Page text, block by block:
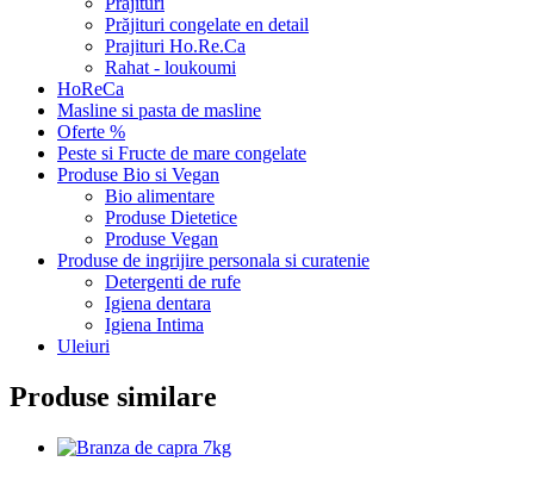
Prăjituri congelate en detail
Prajituri Ho.Re.Ca
Rahat - loukoumi
HoReCa
Masline si pasta de masline
Oferte %
Peste si Fructe de mare congelate
Produse Bio si Vegan
Bio alimentare
Produse Dietetice
Produse Vegan
Produse de ingrijire personala si curatenie
Detergenti de rufe
Igiena dentara
Igiena Intima
Uleiuri
Produse similare